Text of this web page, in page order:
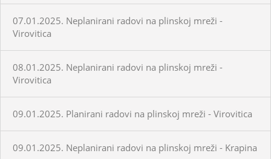
07.01.2025. Neplanirani radovi na plinskoj mreži -
Virovitica
08.01.2025. Neplanirani radovi na plinskoj mreži -
Virovitica
09.01.2025. Planirani radovi na plinskoj mreži - Virovitica
09.01.2025. Neplanirani radovi na plinskoj mreži - Krapina